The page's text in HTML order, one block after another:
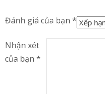
Đánh giá của bạn *
Nhận xét
của bạn *